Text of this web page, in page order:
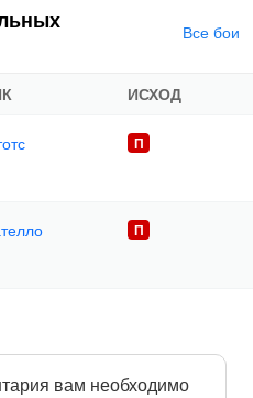
Все бои
ИСХОД
вам необходимо